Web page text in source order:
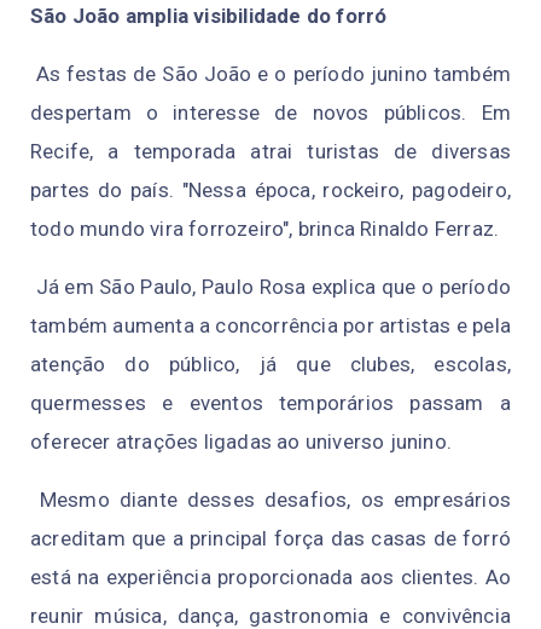
São João amplia visibilidade do forró
As festas de São João e o período junino também
despertam o interesse de novos públicos. Em
Recife, a temporada atrai turistas de diversas
partes do país. "Nessa época, rockeiro, pagodeiro,
todo mundo vira forrozeiro", brinca Rinaldo Ferraz.
Já em São Paulo, Paulo Rosa explica que o período
também aumenta a concorrência por artistas e pela
atenção do público, já que clubes, escolas,
quermesses e eventos temporários passam a
oferecer atrações ligadas ao universo junino.
Mesmo diante desses desafios, os empresários
acreditam que a principal força das casas de forró
está na experiência proporcionada aos clientes. Ao
reunir música, dança, gastronomia e convivência